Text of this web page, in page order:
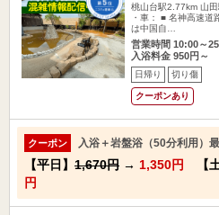
桃山台駅2.77km 山
・車： ■ 名神高速道
は中国自…
営業時間 10:00～
入浴料金 950円～
日帰り 切り傷
クーポンあり
クーポン 入浴＋岩盤浴（50分利用）
【平日】 1,670円 → 1,350円 【土
円